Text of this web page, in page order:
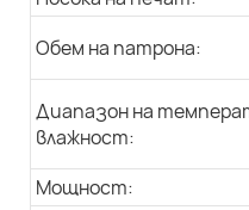
Обем на патрона:
Диапазон на
влажност:
Мощност: